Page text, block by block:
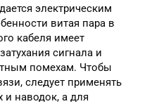
электрическим
витая пара в
кабеля имеет
сигнала и
помехам. Чтобы
следует применять
и наводок, а для